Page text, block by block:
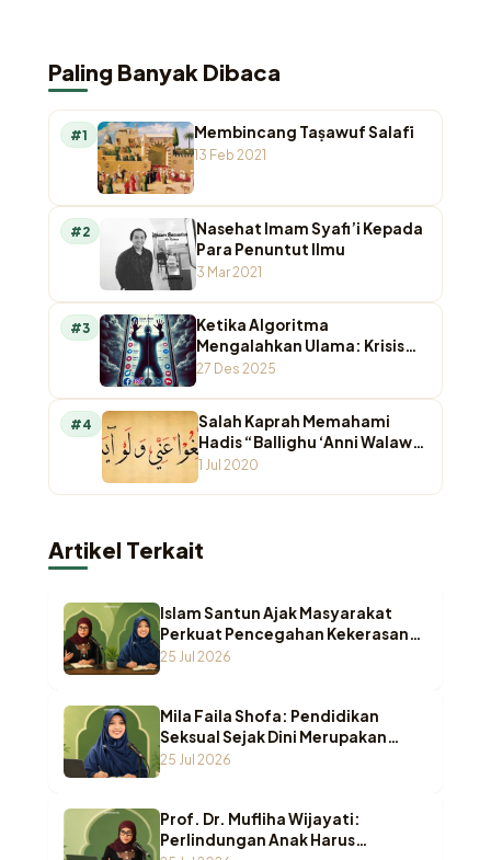
Paling Banyak Dibaca
#1 Membincang Taṣawuf Salafī
13 Feb 2021
#2
Nasehat Imam Syafi’i Kepada
Para Penuntut Ilmu
3 Mar 2021
#3
Ketika Algoritma
Mengalahkan Ulama: Krisis
Otoritas Keagamaan di
27 Des 2025
#4
Salah Kaprah Memahami
Hadis “Ballighu ‘Anni Walaw
Ayah”
1 Jul 2020
Artikel Terkait
Islam Santun Ajak Masyarakat
Perkuat Pencegahan Kekerasan
Seksual terhadap Anak
25 Jul 2026
Mila Faila Shofa: Pendidikan
Seksual Sejak Dini Merupakan
Benteng Utama Melindungi Anak
25 Jul 2026
Prof. Dr. Mufliha Wijayati:
Perlindungan Anak Harus